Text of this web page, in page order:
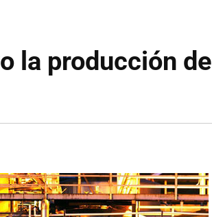
la producción del